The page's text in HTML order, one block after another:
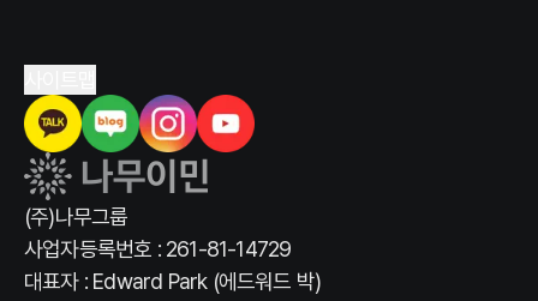
(주)나무그룹
사업자등록번호 : 261-81-14729
대표자 : Edward Park (에드워드 박)